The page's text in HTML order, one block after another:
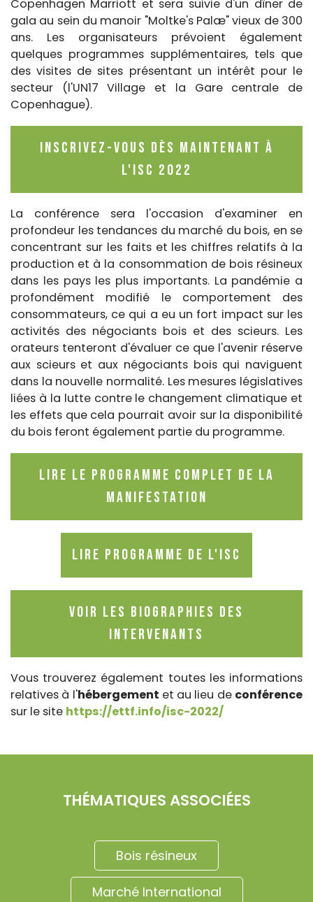
Copenhagen Marriott et sera suivie d'un dîner de
gala au sein du manoir "Moltke's Palæ" vieux de 300
ans. Les organisateurs prévoient également
quelques programmes supplémentaires, tels que
des visites de sites présentant un intérêt pour le
secteur (l'UN17 Village et la Gare centrale de
Copenhague).
Inscrivez-vous dès maintenant à
l'ISC 2022
La conférence sera l'occasion d'examiner en
profondeur les tendances du marché du bois, en se
concentrant sur les faits et les chiffres relatifs à la
production et à la consommation de bois résineux
dans les pays les plus importants. La pandémie a
profondément modifié le comportement des
consommateurs, ce qui a eu un fort impact sur les
activités des négociants bois et des scieurs. Les
orateurs tenteront d'évaluer ce que l'avenir réserve
aux scieurs et aux négociants bois qui naviguent
dans la nouvelle normalité. Les mesures législatives
liées à la lutte contre le changement climatique et
les effets que cela pourrait avoir sur la disponibilité
du bois feront également partie du programme.
Lire le programme complet de la
manifestation
Lire programme de l'ISC
Voir les biographies des
intervenants
Vous trouverez également toutes les informations
relatives à l'hébergement et au lieu de conférence
sur le site https://ettf.info/isc-2022/
THÉMATIQUES ASSOCIÉES
Bois résineux
Marché International